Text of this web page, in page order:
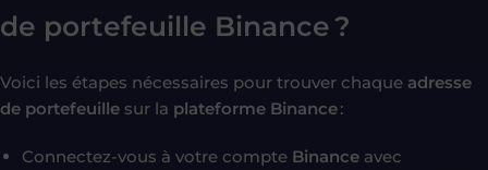
de portefeuille Binance ?
Voici les étapes nécessaires pour trouver chaque adresse
de portefeuille sur la plateforme Binance:
Connectez-vous à votre compte Binance avec